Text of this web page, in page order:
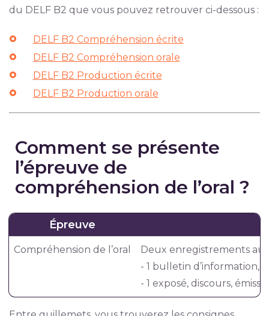
du DELF B2 que vous pouvez retrouver ci-dessous :
DELF B2 Compréhension écrite
DELF B2 Compréhension orale
DELF B2 Production écrite
DELF B2 Production orale
Comment se présente
l’épreuve de
compréhension de l’oral ?
Épreuve
Compréhension de l’oral
Deux enregistrements
- 1 bulletin d’information,
- 1 exposé, discours,